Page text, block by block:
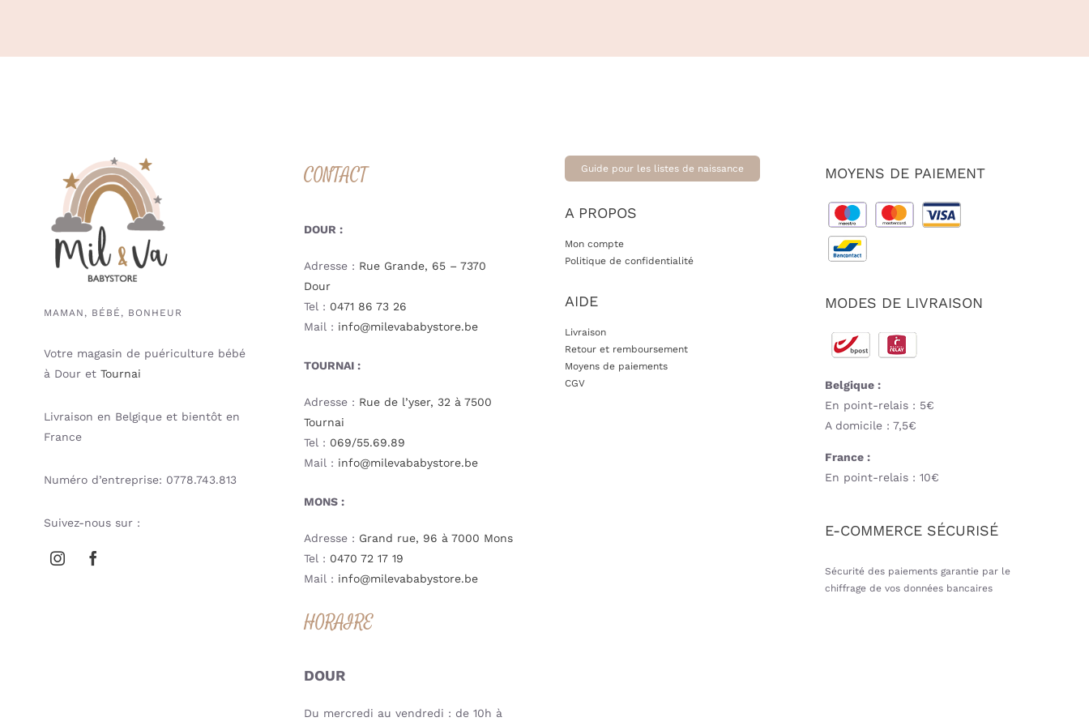
45.00 €.22.50 €.
MAMAN, BÉBÉ, BONHEUR
Votre magasin de puériculture bébé
à Dour et Tournai
Livraison en Belgique et bientôt en
France
Numéro d’entreprise: 0778.743.813
Suivez-nous sur :
CONTACT
DOUR :
Adresse : Rue Grande, 65 – 7370
Dour
Tel : 0471 86 73 26
Mail : info@milevababystore.be
TOURNAI :
Adresse : Rue de l’yser, 32 à 7500
Tournai
Tel : 069/55.69.89
Mail : info@milevababystore.be
MONS :
Adresse : Grand rue, 96 à 7000 Mons
Tel : 0470 72 17 19
Mail : info@milevababystore.be
HORAIRE
DOUR
Du mercredi au vendredi : de 10h à
Guide pour les listes de naissance
A PROPOS
Mon compte
Politique de confidentialité
AIDE
Livraison
Retour et remboursement
Moyens de paiements
CGV
MOYENS DE PAIEMENT
MODES DE LIVRAISON
Belgique :
En point-relais : 5€
A domicile : 7,5€
France :
En point-relais : 10€
E-COMMERCE SÉCURISÉ
Sécurité des paiements garantie par le
chiffrage de vos données bancaires